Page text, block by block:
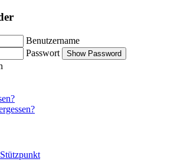
Benutzername
Passwort
Show Password